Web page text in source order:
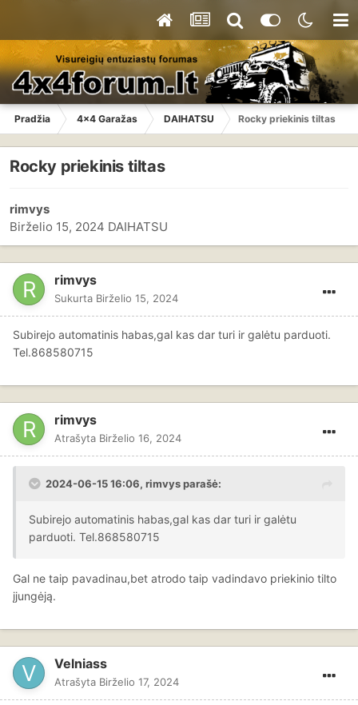
Pradžia 4x4 Garažas DAIHATSU Rocky priekinis tiltas
Rocky priekinis tiltas
rimvys
Birželio 15, 2024 DAIHATSU
rimvys
Sukurta Birželio 15, 2024
Subirejo automatinis habas,gal kas dar turi ir galėtu parduoti.
Tel.868580715
rimvys
Atrašyta Birželio 16, 2024
2024-06-15 16:06, rimvysparašė:
Subirejo automatinis habas,gal kas dar turi ir galėtu
parduoti. Tel.868580715
Gal ne taip pavadinau,bet atrodo taip vadindavo priekinio tilto
įjungėją.
Velniass
Atrašyta Birželio 17, 2024